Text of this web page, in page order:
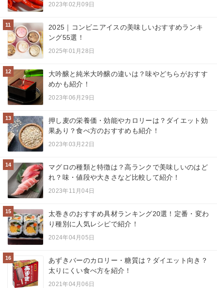
2023年02月09日
11
2025｜コンビニアイスの美味しいおすすめランキ
ング55選！
2025年01月28日
12
大吟醸と純米大吟醸の違いは？味やどちらがおすす
めかも紹介！
2023年06月29日
13
押し麦の栄養価・効能やカロリーは？ダイエット効
果あり？食べ方のおすすめも紹介！
2023年03月22日
14
マグロの種類と特徴は？高ランクで美味しいのはど
れ？味・値段や大きさなど比較して紹介！
2023年11月04日
15
太巻きのおすすめ具材ランキング20選！定番・変わ
り種別に人気レシピで紹介！
2024年04月05日
16
あずきバーのカロリー・糖質は？ダイエット向き？
太りにくい食べ方を紹介！
2021年04月06日